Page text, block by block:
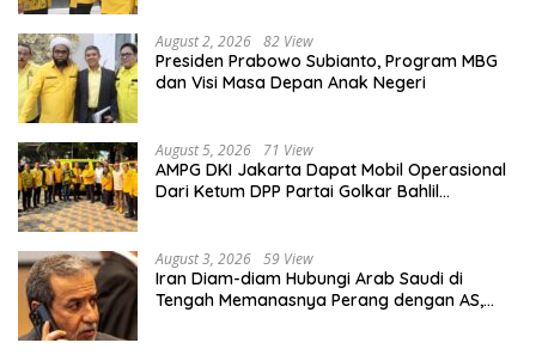
August 2, 2026 82 View
Presiden Prabowo Subianto, Program MBG
dan Visi Masa Depan Anak Negeri
August 5, 2026 71 View
AMPG DKI Jakarta Dapat Mobil Operasional
Dari Ketum DPP Partai Golkar Bahlil
August 3, 2026 59 View
Iran Diam-diam Hubungi Arab Saudi di
Tengah Memanasnya Perang dengan AS,